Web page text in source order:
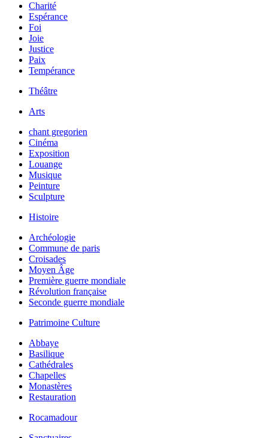
Charité
Espérance
Foi
Joie
Justice
Paix
Tempérance
Théâtre
Arts
chant gregorien
Cinéma
Exposition
Louange
Musique
Peinture
Sculpture
Histoire
Archéologie
Commune de paris
Croisades
Moyen Âge
Première guerre mondiale
Révolution française
Seconde guerre mondiale
Patrimoine Culture
Abbaye
Basilique
Cathédrales
Chapelles
Monastères
Restauration
Rocamadour